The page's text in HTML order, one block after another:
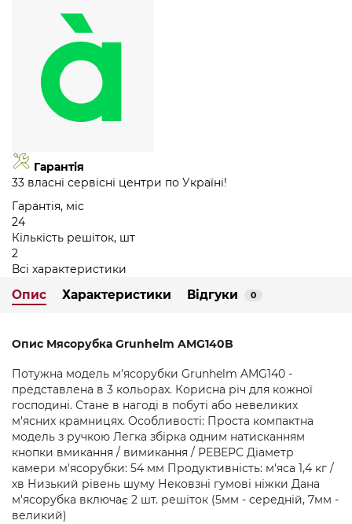
Гарантія
33 власні сервісні центри по Україні!
Гарантія, міс
24
Кількість решіток, шт
2
Всі характеристики
Опис Характеристики Відгуки 0
Опис Мясорубка Grunhelm AMG140B
Потужна модель м'ясорубки Grunhelm AMG140 -
представлена ​​в 3 кольорах. Корисна річ для кожної
господині. Стане в нагоді в побуті або невеликих
м'ясних крамницях. Особливості: Проста компактна
модель з ручкою Легка збірка одним натисканням
кнопки вмикання / вимикання / РЕВЕРС Діаметр
камери м'ясорубки: 54 мм Продуктивність: м'яса 1,4 кг /
хв Низький рівень шуму Нековзні гумові ніжки Дана
м'ясорубка включає 2 шт. решіток (5мм - середній, 7мм -
великий)